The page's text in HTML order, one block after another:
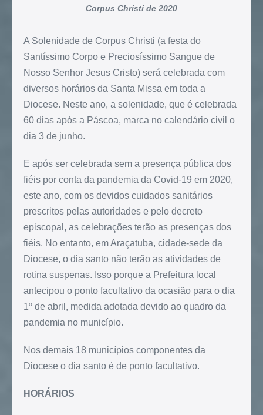
Corpus Christi de 2020
A Solenidade de Corpus Christi (a festa do
Santíssimo Corpo e Preciosíssimo Sangue de
Nosso Senhor Jesus Cristo) será celebrada com
diversos horários da Santa Missa em toda a
Diocese. Neste ano, a solenidade, que é celebrada
60 dias após a Páscoa, marca no calendário civil o
dia 3 de junho.
E após ser celebrada sem a presença pública dos
fiéis por conta da pandemia da Covid-19 em 2020,
este ano, com os devidos cuidados sanitários
prescritos pelas autoridades e pelo decreto
episcopal, as celebrações terão as presenças dos
fiéis. No entanto, em Araçatuba, cidade-sede da
Diocese, o dia santo não terão as atividades de
rotina suspenas. Isso porque a Prefeitura local
antecipou o ponto facultativo da ocasião para o dia
1º de abril, medida adotada devido ao quadro da
pandemia no município.
Nos demais 18 municípios componentes da
Diocese o dia santo é de ponto facultativo.
HORÁRIOS